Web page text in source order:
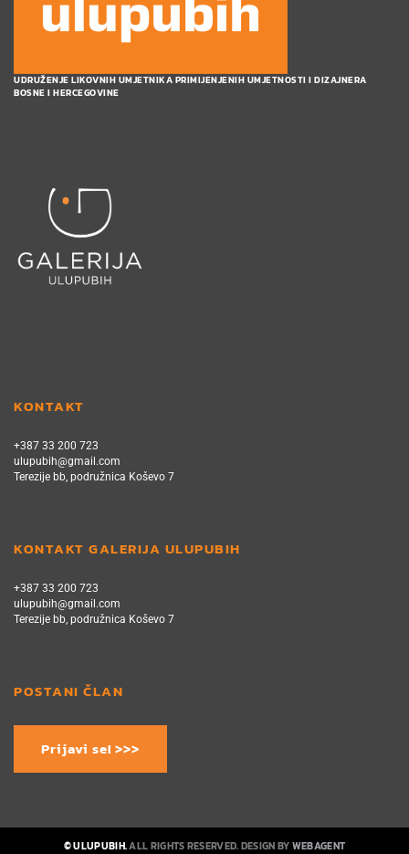
UDRUŽENJE LIKOVNIH UMJETNIKA PRIMIJENJENIH UMJETNOSTI I DIZAJNERA
BOSNE I HERCEGOVINE
KONTAKT
+387 33 200 723
ulupubih@gmail.com
Terezije bb, podružnica Koševo 7
KONTAKT GALERIJA ULUPUBIH
+387 33 200 723
ulupubih@gmail.com
Terezije bb, podružnica Koševo 7
POSTANI ČLAN
Prijavi se! >>>
© ULUPUBIH.ALL RIGHTS RESERVED. DESIGN BYWEBAGENT